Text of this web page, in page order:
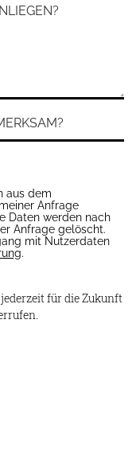
aus dem
Anfrage
Daten werden nach
Anfrage gelöscht.
mit Nutzerdaten
.
für die Zukunft